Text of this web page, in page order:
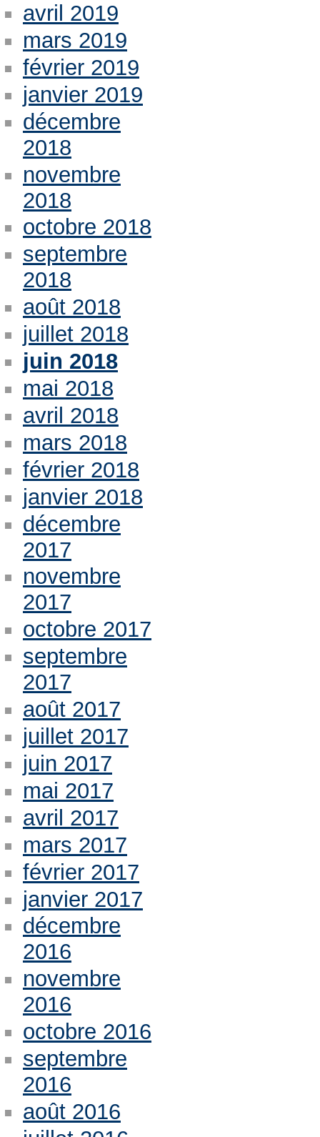
avril 2019
mars 2019
février 2019
janvier 2019
décembre
2018
novembre
2018
octobre 2018
septembre
2018
août 2018
juillet 2018
juin 2018
mai 2018
avril 2018
mars 2018
février 2018
janvier 2018
décembre
2017
novembre
2017
octobre 2017
septembre
2017
août 2017
juillet 2017
juin 2017
mai 2017
avril 2017
mars 2017
février 2017
janvier 2017
décembre
2016
novembre
2016
octobre 2016
septembre
2016
août 2016